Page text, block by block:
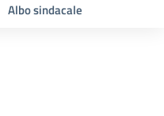
Albo sindacale